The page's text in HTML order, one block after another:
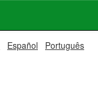
Español Português